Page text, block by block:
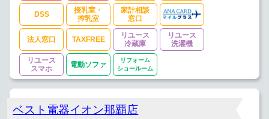
DSS
授乳室・
搾乳室
家計相談
窓口
法人窓口 TAXFREE
リユース
冷蔵庫
リユース
洗濯機
リユース
スマホ
電動ソファ
リフォーム
ショールーム
ベスト電器イオン那覇店